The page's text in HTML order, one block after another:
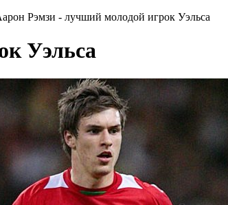
Рэмзи - лучший молодой игрок Уэльса
Уэльса